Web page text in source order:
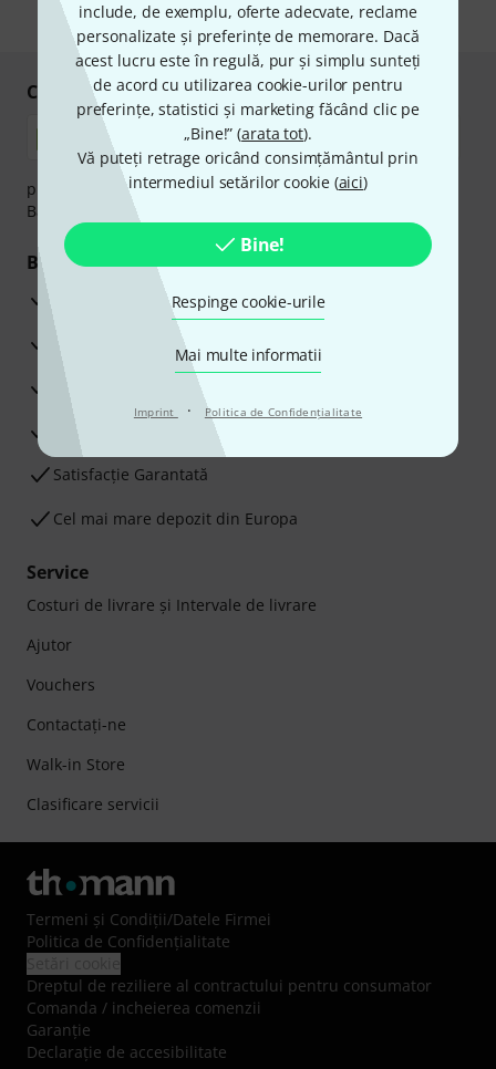
include, de exemplu, oferte adecvate, reclame
personalizate și preferințe de memorare. Dacă
acest lucru este în regulă, pur și simplu sunteți
de acord cu utilizarea cookie-urilor pentru
preferințe, statistici și marketing făcând clic pe
„Bine!” (arata tot).
Vă puteți retrage oricând consimțământul prin
intermediul setărilor cookie (aici)
Bine!
Respinge cookie-urile
Mai multe informatii
Imprint · Politica de Confidenţialitate
* Necesar
Cumpărați și plătiți în siguranță
plata se poate efectua în siguranță cu Ramburs, Transfer
Bancar sau Card de credit.
Beneficiile tale
3 Ani Garanție Thomann
Garanţia returnării banilor în 30 de zile
Sfaturi de la experții noștri
Satisfacție Garantată
Cel mai mare depozit din Europa
Service
Costuri de livrare şi Intervale de livrare
Ajutor
Vouchers
Contactaţi-ne
Walk-in Store
Clasificare servicii
Termeni şi Condiţii/Datele Firmei
Politica de Confidenţialitate
Dreptul de reziliere al contractului pentru consumator
Comanda / incheierea comenzii
Garanție
Declarație de accesibilitate